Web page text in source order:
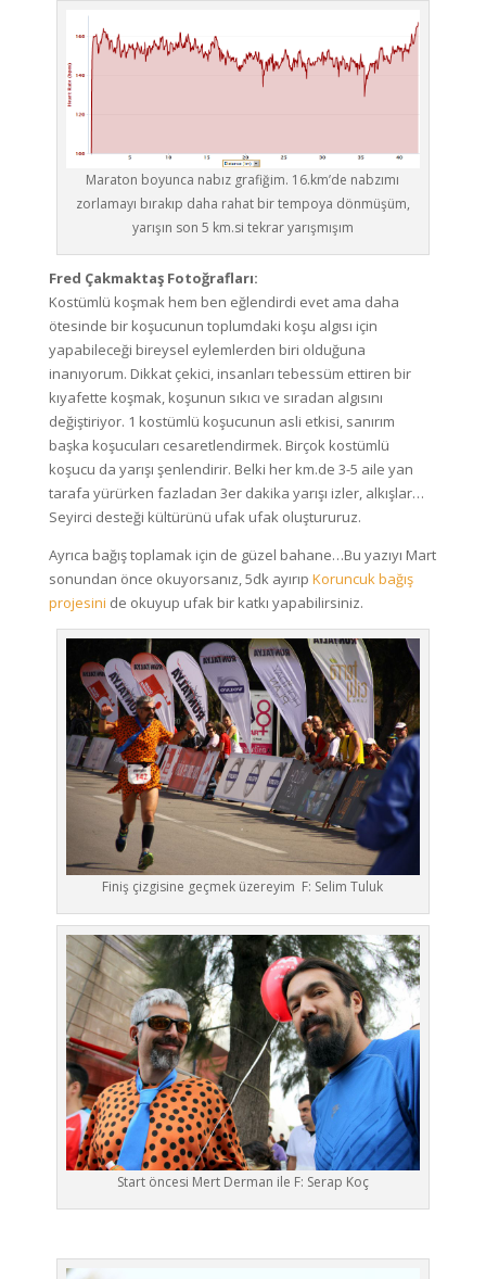
Maraton boyunca nabız grafiğim. 16.km’de nabzımı
zorlamayı bırakıp daha rahat bir tempoya dönmüşüm,
yarışın son 5 km.si tekrar yarışmışım
Fred Çakmaktaş Fotoğrafları:
Kostümlü koşmak hem ben eğlendirdi evet ama daha
ötesinde bir koşucunun toplumdaki koşu algısı için
yapabileceği bireysel eylemlerden biri olduğuna
inanıyorum. Dikkat çekici, insanları tebessüm ettiren bir
kıyafette koşmak, koşunun sıkıcı ve sıradan algısını
değiştiriyor. 1 kostümlü koşucunun asli etkisi, sanırım
başka koşucuları cesaretlendirmek. Birçok kostümlü
koşucu da yarışı şenlendirir. Belki her km.de 3-5 aile yan
tarafa yürürken fazladan 3er dakika yarışı izler, alkışlar…
Seyirci desteği kültürünü ufak ufak oluştururuz.
Ayrıca bağış toplamak için de güzel bahane…Bu yazıyı Mart
sonundan önce okuyorsanız, 5dk ayırıp Koruncuk bağış
projesini de okuyup ufak bir katkı yapabilirsiniz.
Finiş çizgisine geçmek üzereyim F: Selim Tuluk
Start öncesi Mert Derman ile F: Serap Koç